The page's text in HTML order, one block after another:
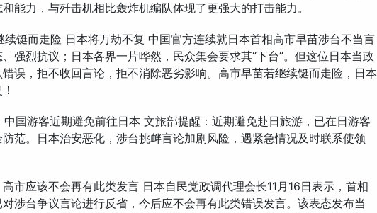
能力，与歼击机相比轰炸机编队体现了更强大的打击能力。
续铤而走险 日本将万劫不复 中国官方连续就日本首相高市早苗涉台不当言
强烈抗议；日本各界一片哗然，民众集会要求其“下台”。但这位日本当政
误，拒不收回言论，拒不消除恶劣影响。高市早苗若继续铤而走险，日本
中国游客近期避免前往日本 文旅部提醒：近期避免赴日旅游，已在日游客
范。日本治安恶化，涉台挑衅言论加剧风险，遇紧急情况及时联系使领
市应该不会再有此类发言 日本自民党政调代理会长11月16日表示，首相
涉台争议言论进行反省，今后应不会再有此类错误发言。该表态发布当